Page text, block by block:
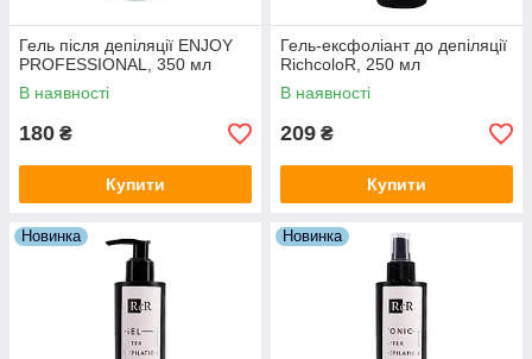
Гель після депіляції ENJOY
PROFESSIONAL, 350 мл
В наявності
180 ₴
Купити
Гель-ексфоліант до депіляції
RichcoloR, 250 мл
В наявності
209 ₴
Купити
Новинка Новинка